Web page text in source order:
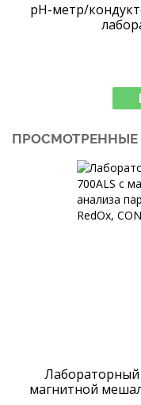
pH-метр/
ПРОСМОТРЕННЫЕ
Лабораторный
магнитной